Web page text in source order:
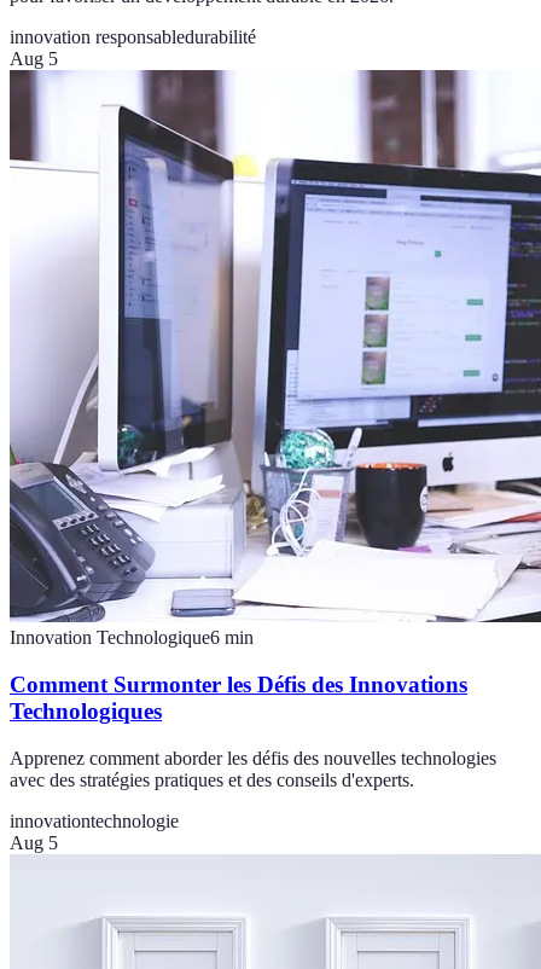
innovation responsabledurabilité
Aug 5
Innovation Technologique6 min
Comment Surmonter les Défis des Innovations
Technologiques
Apprenez comment aborder les défis des nouvelles technologies
avec des stratégies pratiques et des conseils d'experts.
innovationtechnologie
Aug 5